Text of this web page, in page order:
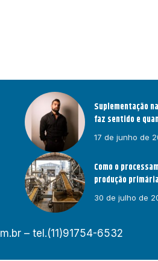
Suplementação
faz sentido e
17 de junho de
Como o
produção
30 de julho de
– tel.(11)91754-6532